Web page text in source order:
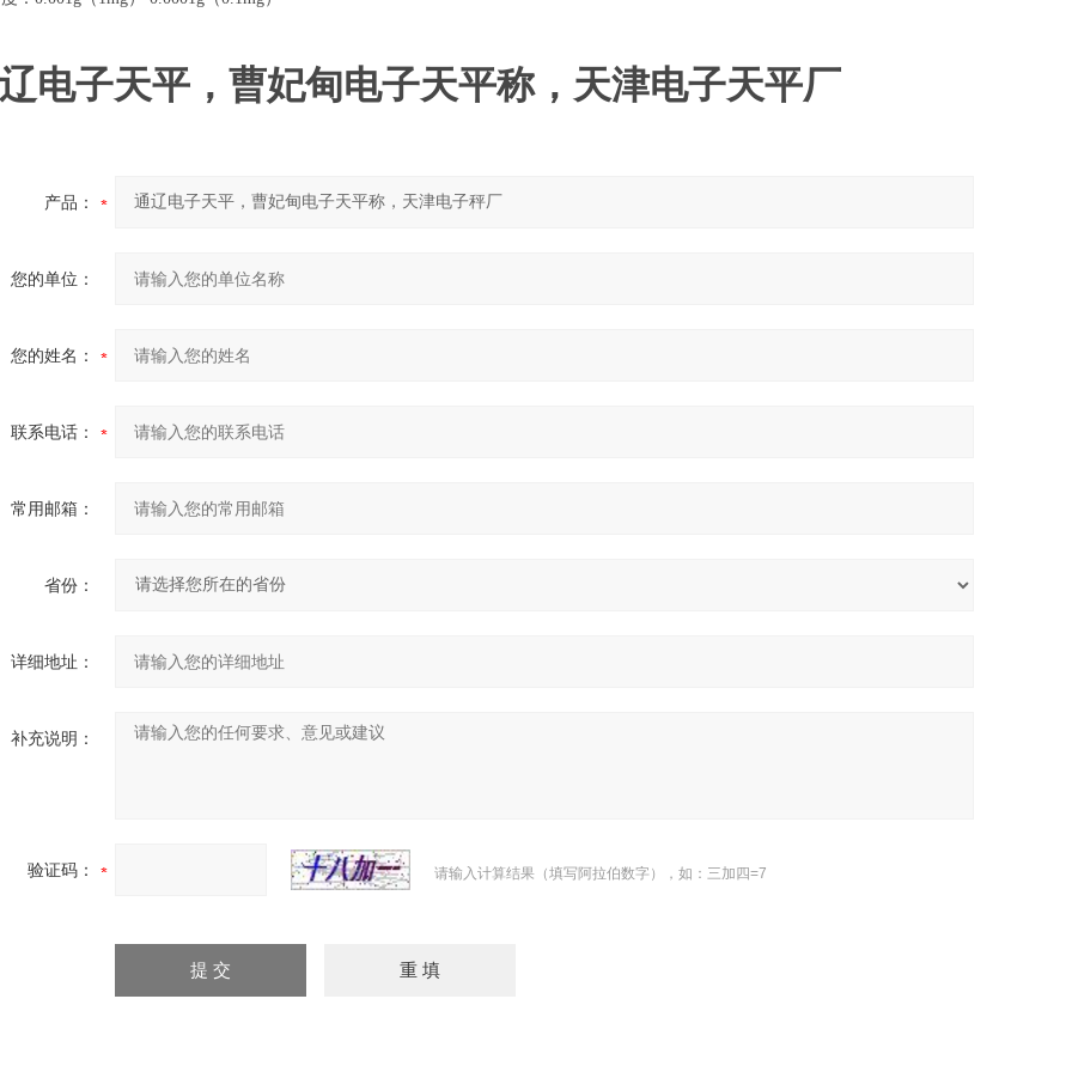
电子天平，曹妃甸电子天平称，天津电子天平厂
产品：
您的单位：
您的姓名：
联系电话：
常用邮箱：
省份：
详细地址：
补充说明：
验证码： 请输入计算结果（填写阿拉伯数字），如：三加四=7